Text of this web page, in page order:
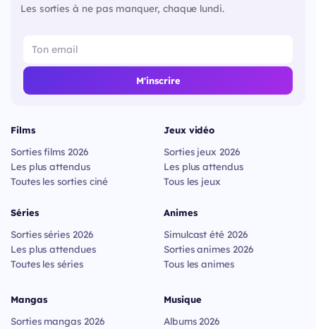
Les sorties à ne pas manquer, chaque lundi.
M'inscrire
Films
Sorties films 2026
Les plus attendus
Toutes les sorties ciné
Séries
Sorties séries 2026
Les plus attendues
Toutes les séries
Jeux vidéo
Sorties jeux 2026
Les plus attendus
Tous les jeux
Animes
Simulcast été 2026
Sorties animes 2026
Tous les animes
Mangas
Sorties mangas 2026
Musique
Albums 2026